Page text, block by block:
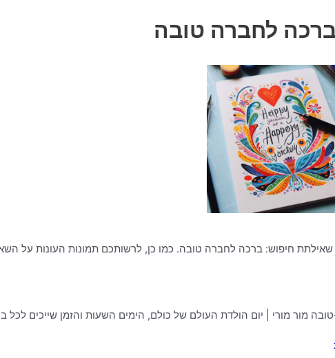
לחברה טובה
חיפוש: ברכה לחברה טובה. כמו כן, לרשותכם תמונות העונות על
מור מורי | יום הולדת העולם של כולם, הימים השעות והזמן שייכים לכל